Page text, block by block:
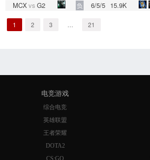
MCXvs G2 负 6/5/5 15.9K
1 2 3 21
电竞游戏
综合电竞
英雄联盟
王者荣耀
DOTA2
CS:GO